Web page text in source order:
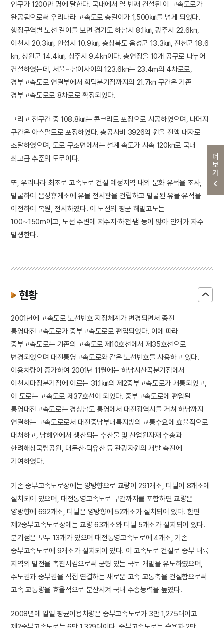
더보기
인구가 1200만 명에 달한다. 국내에서 열 번째 건설된 이 고속도로가
완공됨으로써 우리나라 고속도로 총길이가 1,500㎞를 넘게 되었다.
행정구역별 노선 길이를 보면 경기도 하남시 8.1㎞, 광주시 22.6㎞,
이천시 20.3㎞, 안성시 10.9㎞, 충청북도 음성군 13.3㎞, 진천군 18.6
㎞, 청원군 14.4㎞, 청주시 9.4㎞이다. 총연장을 10개 공구로 나누어
건설하였는데, 서울∼남이사이의 123.6㎞는 23.4m의 4차로로,
경부고속도로 연결부에서 회덕분기점까지의 21.7㎞ 구간은 기존
경부고속도로로 8차로로 확장되었다.
그리고 전구간 중 108.8㎞는 콘크리트 포장으로 시공하였으며, 나머지
구간은 아스팔트로 포장하였다. 총공사비 3926억 원을 전액 내자로
조달하였으며, 도로 구조면에서는 설계 속도가 시속 120㎞로 국내
최고급 수준의 도로이다.
또, 우리나라 최초로 고속도로 건설 예정지역 내의 문화 유적을 조사,
발굴하여 음성휴게소에 유물 전시관을 건립하고 발굴된 유물·유적을
이전하여 복원, 전시하였다. 이 노선의 평균 해발고도는
100∼150m이고, 노선 주변에 저수지·하천·댐 등이 많아 안개가 자주
발생한다.
현황
2001년에 고속도로 노선번호 지정체계가 변경되면서 종전
통영대전고속도로가 중부고속도로로 편입되었다. 이에 따라
중부고속도로는 기존의 고속도로 제10호선에서 제35호선으로
변경되었으며 대전통영고속도로와 같은 노선번호를 사용하고 있다.
이용차량이 증가하여 2001년 11월에는 하남시산곡분기점에서
이천시마장분기점에 이르는 31.1㎞의 제2중부고속도로가 개통되었고,
이 도로는 고속도로 제37호선이 되었다. 중부고속도로에 편입된
통영대전고속도로는 경상남도 통영에서 대전광역시를 거쳐 하남까지
연결하는 고속도로로서 대전중남부내륙지방의 교통수요에 효율적으로
대처하고, 남해안에서 생산되는 수산물 및 산업원자재 수송과
한려해상국립공원, 대둔산·덕유산 등 관광자원의 개발 촉진에
기여하였다.
기존 중부고속도로상에는 양방향으로 교량이 291개소, 터널이 8개소에
설치되어 있으며, 대전통영고속도로 구간까지를 포함하면 교량은
양방향에 692개소, 터널은 양방향에 52개소가 설치되어 있다. 한편
제2중부고속도로상에는 교량 63개소와 터널 5개소가 설치되어 있다.
분기점은 모두 13개가 있으며 대전통영고속도로에 4개소, 기존
중부고속도로에 9개소가 설치되어 있다. 이 고속도로 건설로 중부 내륙
지역의 발전을 촉진시킴으로써 균형 있는 국토 개발을 유도하였으며,
수도권과 중부권을 직접 연결하는 새로운 고속 교통축을 건설함으로써
고속 교통량을 효율적으로 분산시켜 국내 수송능력을 높였다.
2008년에 일일 평균이용차량은 중부고속도로가 3만 1,275대이고